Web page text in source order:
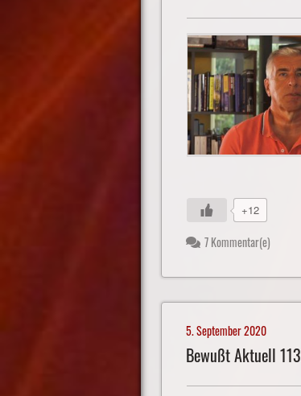
+12
7 Kommentar(e)
5. September 2020
Bewußt Aktuell 113